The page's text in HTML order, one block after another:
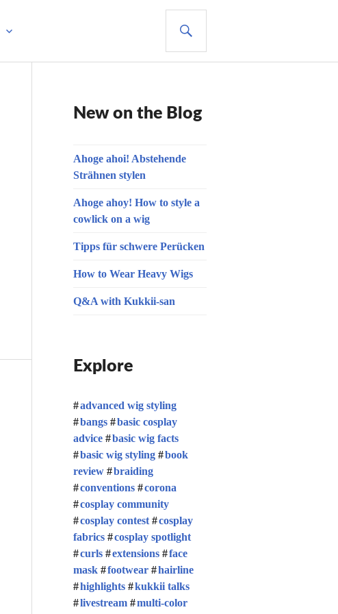
New on the Blog
Ahoge ahoi! Abstehende
Strähnen stylen
Ahoge ahoy! How to style a
cowlick on a wig
Tipps für schwere Perücken
How to Wear Heavy Wigs
Q&A with Kukkii-san
Explore
advanced wig styling
bangs
basic cosplay
advice
basic wig facts
basic wig styling
book
review
braiding
conventions
corona
cosplay community
cosplay contest
cosplay
fabrics
cosplay spotlight
curls
extensions
face
mask
footwear
hairline
highlights
kukkii talks
livestream
multi-color